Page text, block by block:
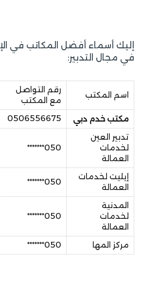
إليك أسماء أفضل المكاتب في
في مجال التدبير:
اسم المكتب
رقم التواصل
مع المكتب
مكتب خدم دبي 0506556675
تدبير العين
لخدمات
العمالة
050*******
إيليت لخدمات
العمالة
050*******
المدنية
لخدمات
العمالة
050*******
مركز المها 050*******